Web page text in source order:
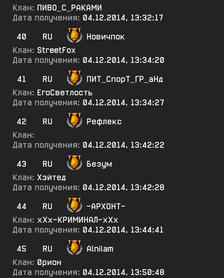
Клан: ПИВО_С_РАКАМИ
Дата получения: 04.12.2014, 13:32:17
40
RU
Новичпок
Клан: StreetFox
Дата получения: 04.12.2014, 13:34:20
41
RU
ПИТ_СпорТ_ГР_аНд
Клан: ЕгоСветлость
Дата получения: 04.12.2014, 13:34:27
42
RU
Рефлекс
Клан:
Дата получения: 04.12.2014, 13:42:22
43
RU
Безум
Клан: Хэйтед
Дата получения: 04.12.2014, 13:42:28
44
RU
-АРХОНТ-
Клан: хХх-КРИМИНАЛ-хХх
Дата получения: 04.12.2014, 13:44:41
45
RU
Alnilam
Клан: 0рион
Дата получения: 04.12.2014, 13:50:48